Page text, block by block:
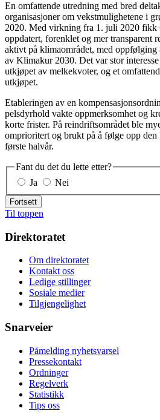
En omfattende utredning med bred
organisasjoner om vekstmulighetene i
2020. Med virkning fra 1. juli 2020 fikk
oppdatert, forenklet og mer transparent
aktivt på klimaområdet, med oppfølging
av Klimakur 2030. Det var stor
utkjøpet av melkekvoter, og et
utkjøpet.
Etableringen av en
pelsdyrhold vakte oppmerksomhet og
korte frister. På reindriftsområdet ble
omprioritert og brukt på å følge opp den
første halvår.
Fant du det du lette etter?
Ja
Nei
Fortsett
Til toppen
Direktoratet
Om direktoratet
Kontakt oss
Ledige stillinger
Sosiale medier
Tilgjengelighet
Snarveier
Påmelding nyhetsvarsel
Pressekontakt
Ordninger
Regelverk
Statistikk
Tips oss